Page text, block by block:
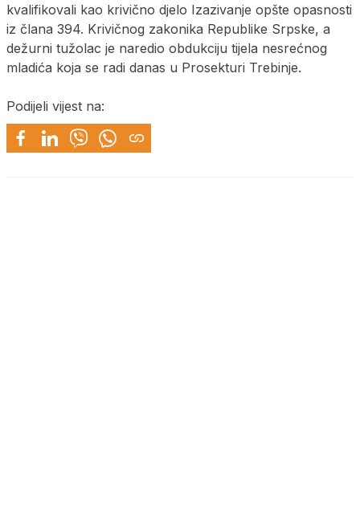
kvalifikovali kao krivično djelo Izazivanje opšte opasnosti
iz člana 394. Krivičnog zakonika Republike Srpske, a
dežurni tužolac je naredio obdukciju tijela nesrećnog
mladića koja se radi danas u Prosekturi Trebinje.
Podijeli vijest na: